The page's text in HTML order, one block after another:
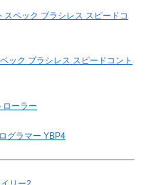
ペック ブラシレス スピードコ
ク ブラシレス スピードコント
ーラー
グラマー YBP4